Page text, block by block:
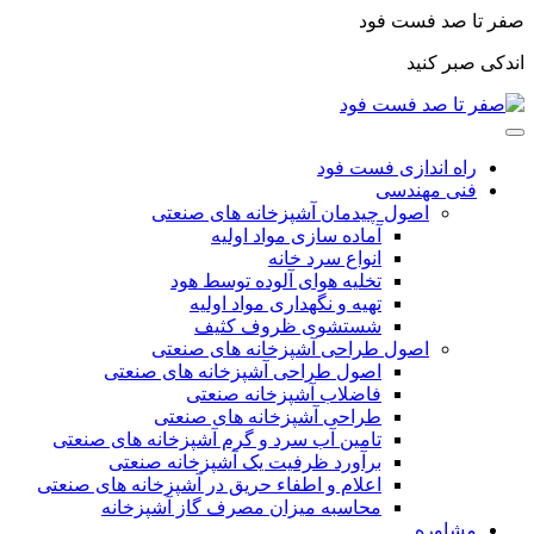
صفر تا صد فست فود
اندکی صبر کنید
راه اندازی فست فود
فنی مهندسی
اصول چیدمان آشپزخانه های صنعتی
آماده سازی مواد اولیه
انواع سرد خانه
تخلیه هوای آلوده توسط هود
تهیه و نگهداری مواد اولیه
شستشوی ظروف کثیف
اصول طراحی آشپزخانه های صنعتی
اصول طراحی آشپزخانه های صنعتی
فاضلاب آشپزخانه صنعتی
طراحی آشپزخانه های صنعتی
تامین آب سرد و گرم آشپزخانه های صنعتی
برآورد ظرفیت یک آشپزخانه صنعتی
اعلام و اطفاء حریق در آشپزخانه های صنعتی
محاسبه میزان مصرف گاز آشپزخانه
مشاوره